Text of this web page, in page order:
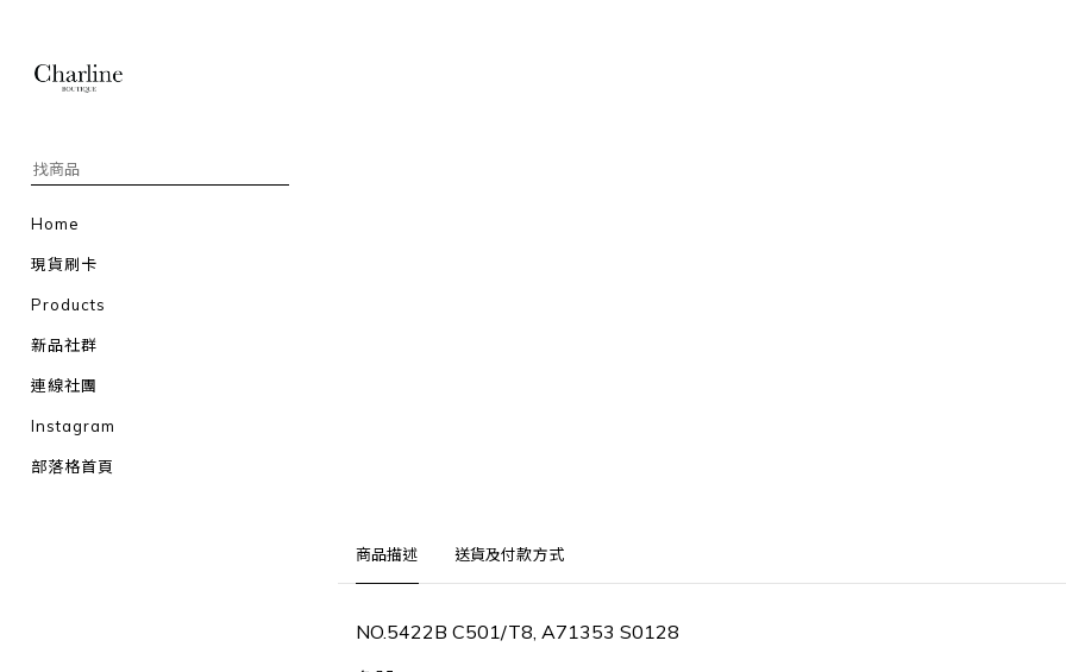
Home
現貨刷卡
Products
新品社群
連線社團
Instagram
部落格首頁
商品描述 送貨及付款方式
NO.5422B C501/T8, A71353 S0128